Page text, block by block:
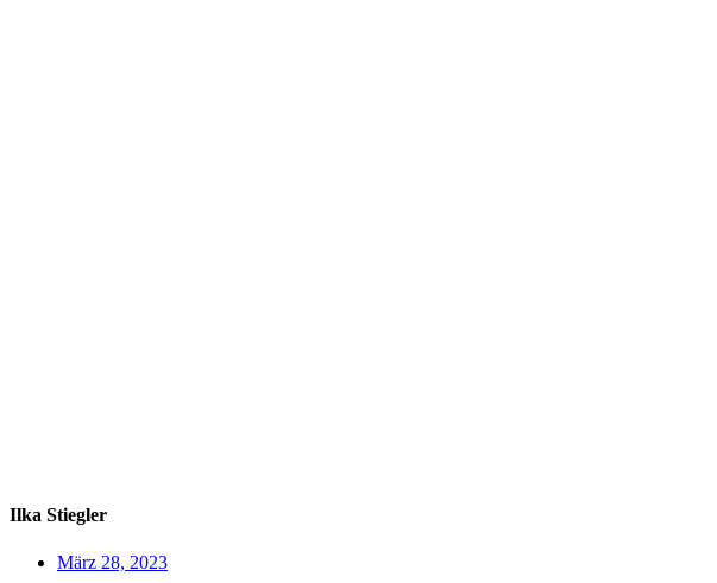
Ilka Stiegler
März 28, 2023